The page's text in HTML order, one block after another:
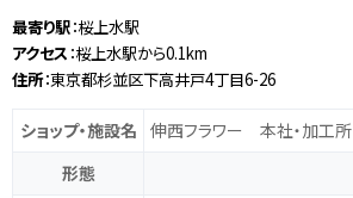
最寄り駅：桜上水駅
アクセス ：桜上水駅から0.1km
住所：東京都杉並区下高井戸4丁目6-26
ショップ・施設名 伸西フラワー 本社・加工所
形態